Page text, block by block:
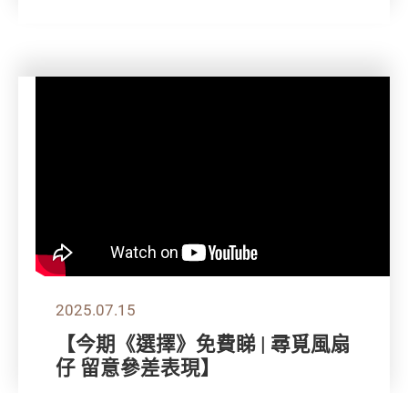
2025.07.15
【今期《選擇》免費睇 | 尋覓風扇
仔 留意參差表現】